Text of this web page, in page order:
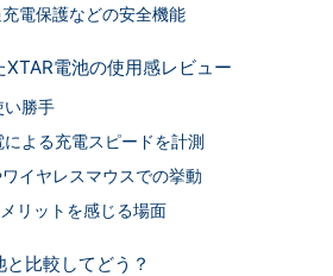
電保護などの安全機能
XTAR電池の使用感レビュー
い勝手
よる充電スピードを計測
イヤレスマウスでの挙動
リットを感じる場面
比較してどう？